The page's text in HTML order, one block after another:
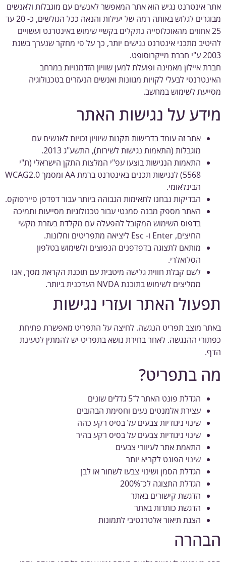
אינטרנט נגיש הוא אתר המאפשר לאנשים עם מוגבלות ולאנשים
מבוגרים לגלוש באותה רמה של יעילות והנאה ככל הגולשים, כ- 20 עד
25 אחוזים מהאוכלוסייה נתקלים בקשיי שימוש באינטרנט ועשויים
מתכני אינטרנט נגישים יותר, כך על פי מחקר שנערך בשנת
איילון מאמינה ופועלת למען שוויון הזדמנויות במרחב
לבעלי לקויות מגוונות ואנשים הנעזרים בטכנולוגיה
לשימוש במחשב.
על נגישות האתר
אתר זה עומד בדרישות תקנות שיוויון זכויות לאנשים עם
מוגבלות (התאמות נגישות לשירות), התשע"ג 2013.
התאמות הנגישות בוצעו עפ"י המלצות התקן הישראלי (ת"י
5568) לנגישות תכנים באינטרנט ברמת AA ומסמך WCAG2.0
הבינלאומי.
הבדיקות נבחנו לתאימות הגבוהה ביותר עבור דפדפן פיירפוקס.
האתר מספק מבנה סמנטי עבור טכנולוגיות מסייעות ותמיכה
בדפוס השימוש המקובל להפעלה עם מקלדת בעזרת מקשי
החיצים, Enter ו- Esc ליציאה מתפריטים וחלונות.
מותאם לתצוגה בדפדפנים הנפוצים ולשימוש בטלפון
הסלואלרי.
לשם קבלת חווית גלישה מיטבית עם תוכנת הקראת מסך, אנו
ממליצים לשימוש בתוכנת NVDA העדכנית ביותר.
האתר ועזרי נגישות
מוצב תפריט הנגשה. לחיצה על התפריט מאפשרת פתיחת
ההנגשה. לאחר בחירת נושא בתפריט יש להמתין לטעינת
בתפריט?
הגדלת פונט האתר ל־5 גדלים שונים
עצירת אלמנטים נעים וחסימת הבהובים
שינוי ניגודיות צבעים על בסיס רקע כהה
שינוי ניגודיות צבעים על בסיס רקע בהיר
התאמת אתר לעיוורי צבעים
שינוי הפונט לקריא יותר
הגדלת הסמן ושינוי צבעו לשחור או לבן
הגדלת התצוגה לכ־200%
הדגשת קישורים באתר
הדגשת כותרות באתר
הצגת תיאור אלטרנטיבי לתמונות